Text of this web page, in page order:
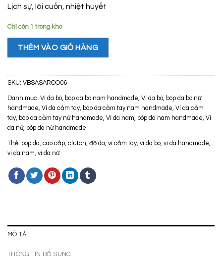
là:
Lịch sự, lôi cuốn, nhiệt huyết
Chỉ còn 1 trong kho
THÊM VÀO GIỎ HÀNG
SKU: VBSASAROO06
Danh mục: Ví da bò, bóp da bò nam handmade, Ví da bò, bóp da bò nữ
handmade, Ví da cầm tay, bóp da cầm tay nam handmade, Ví da cầm
tay, bóp da cầm tay nữ handmade, Ví da nam, bóp da nam handmade, Ví
da nữ, bóp da nữ handmade
Thẻ: bóp da, cao cấp, clutch, đồ da, ví cầm tay, ví da bò, ví da handmade,
ví da nam, ví da nữ
MÔ TẢ
THÔNG TIN BỔ SUNG